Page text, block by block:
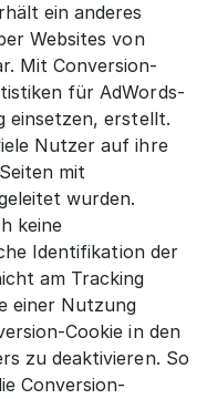
ein anderes
Websites von
Mit Conversion-
für AdWords-
einsetzen, erstellt.
Nutzer auf ihre
mit
wurden.
keine
Identifikation der
am Tracking
einer Nutzung
Cookie in den
zu deaktivieren. So
Conversion-